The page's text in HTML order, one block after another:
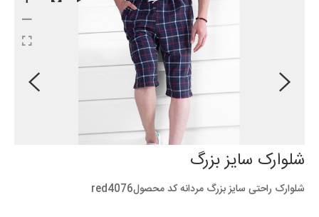
شلوارک سایز بزرگ
شلوارک راحتی سایز بزرگ مردانه کد محصولred4076